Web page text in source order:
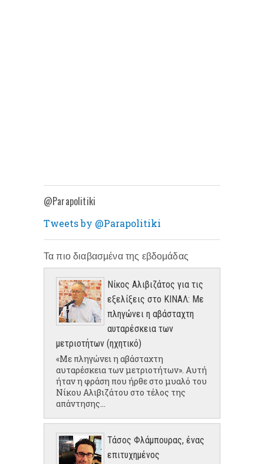
@Parapolitiki
Tweets by @Parapolitiki
Τα πιο διαβασμένα της εβδομάδας
Νίκος Αλιβιζάτος για τις
εξελίξεις στο ΚΙΝΑΛ: Με
πληγώνει η αβάσταχτη
αυταρέσκεια των
μετριοτήτων (ηχητικό)
«Με πληγώνει η αβάσταχτη
αυταρέσκεια των μετριοτήτων». Αυτή
ήταν η φράση που ήρθε στο μυαλό του
Νίκου Αλιβιζάτου στο τέλος της
απάντησης...
Τάσος Φλάμπουρας, ένας
επιτυχημένος